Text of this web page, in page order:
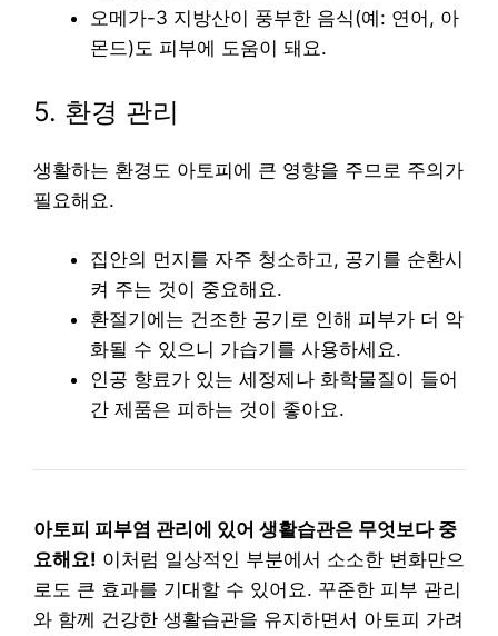
오메가-3 지방산이 풍부한 음식(예: 연어, 아
몬드)도 피부에 도움이 돼요.
5. 환경 관리
생활하는 환경도 아토피에 큰 영향을 주므로 주의가
필요해요.
집안의 먼지를 자주 청소하고, 공기를 순환시
켜 주는 것이 중요해요.
환절기에는 건조한 공기로 인해 피부가 더 악
화될 수 있으니 가습기를 사용하세요.
인공 향료가 있는 세정제나 화학물질이 들어
간 제품은 피하는 것이 좋아요.
아토피 피부염 관리에 있어 생활습관은 무엇보다 중
요해요! 이처럼 일상적인 부분에서 소소한 변화만으
로도 큰 효과를 기대할 수 있어요. 꾸준한 피부 관리
와 함께 건강한 생활습관을 유지하면서 아토피 가려